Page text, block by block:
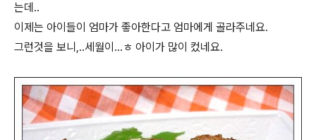
는데..
이제는 아이들이 엄마가 좋아한다고 엄마에게 골라주네요.
그런것을 보니,..세월이...ㅎ 아이가 많이 컸네요.